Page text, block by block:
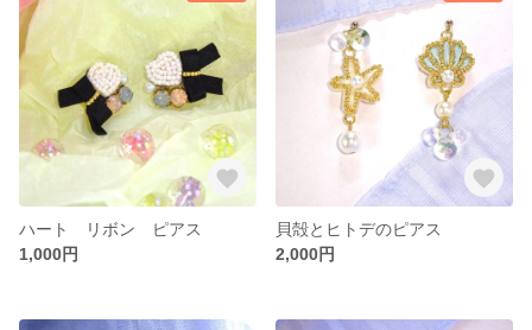
ハート リボン ピアス
1,000円
貝殻とヒトデのピアス
2,000円